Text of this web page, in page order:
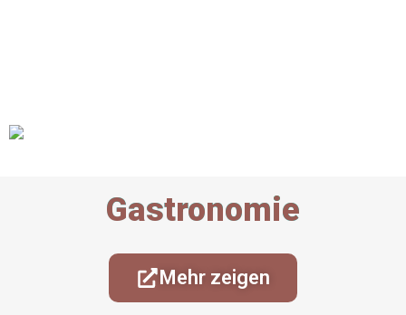
Gastronomie
Mehr zeigen